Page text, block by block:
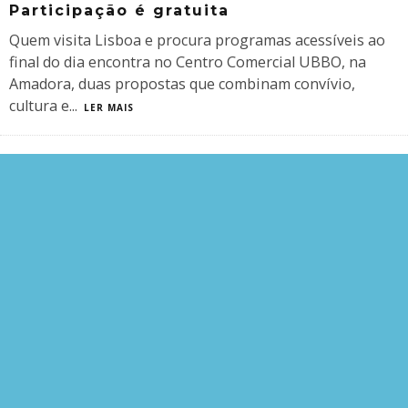
Participação é gratuita
Quem visita Lisboa e procura programas acessíveis ao
final do dia encontra no Centro Comercial UBBO, na
Amadora, duas propostas que combinam convívio,
cultura e... LER MAIS